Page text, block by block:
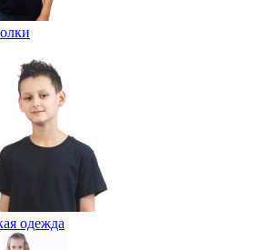
одежда